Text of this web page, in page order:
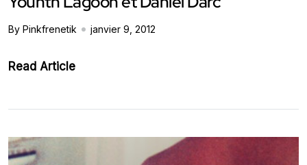
By Pinkfrenetik janvier 9, 2012
Read Article